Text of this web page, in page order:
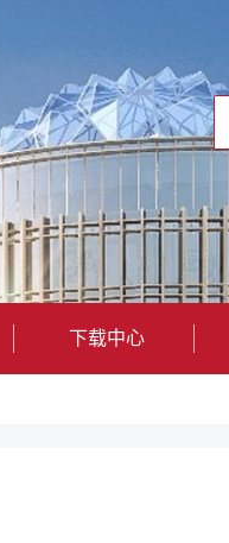
下载中心